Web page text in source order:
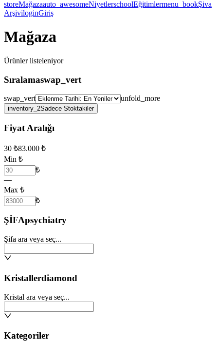
storeMağazaauto_awesomeNiyetlerschoolEğitimlermenu_bookŞiva
ArşiviloginGiriş
Mağaza
Ürünlerlisteleniyor
Sıralamaswap_vert
swap_vert unfold_more
inventory_2Sadece Stoktakiler
Fiyat Aralığı
30 ₺83.000 ₺
Min ₺
₺
—
Max ₺
₺
ŞİFApsychiatry
Şifa ara veya seç...
Kristallerdiamond
Kristal ara veya seç...
Kategoriler